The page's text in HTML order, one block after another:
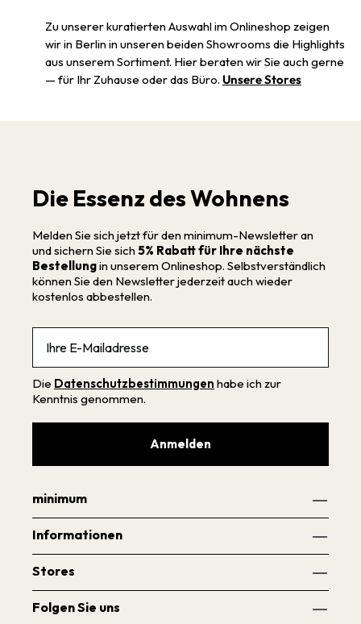
Zu unserer kuratierten Auswahl im Onlineshop zeigen
wir in Berlin in unseren beiden Showrooms die Highlights
aus unserem Sortiment. Hier beraten wir Sie auch gerne
— für Ihr Zuhause oder das Büro. Unsere Stores
Die Essenz des Wohnens
Melden Sie sich jetzt für den minimum-Newsletter an
und sichern Sie sich 5% Rabatt für Ihre nächste
Bestellungin unserem Onlineshop. Selbstverständlich
können Sie den Newsletter jederzeit auch wieder
kostenlos abbestellen.
Die Datenschutzbestimmungen habe ich zur
Kenntnis genommen.
Anmelden
minimum
Informationen
Stores
Folgen Sie uns